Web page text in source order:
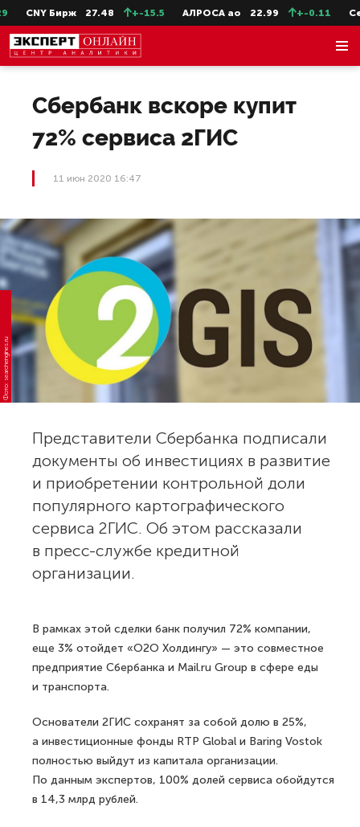
CNY Бирж 27.48 +-15.5 АЛРОСА ао 22.99 +-0.11
Сбербанк вскоре купит
72% сервиса 2ГИС
11 июн 2020 16:47
Фото: searchengines.ru
Представители Сбербанка подписали
документы об инвестициях в развитие
и приобретении контрольной доли
популярного картографического
сервиса 2ГИС. Об этом рассказали
в пресс-службе кредитной
организации.
В рамках этой сделки банк получил 72% компании,
еще 3% отойдет «О2О Холдингу» — это совместное
предприятие Сбербанка и Mail.ru Group в сфере еды
и транспорта.
Основатели 2ГИС сохранят за собой долю в 25%,
а инвестиционные фонды RTP Global и Baring Vostok
полностью выйдут из капитала организации.
По данным экспертов, 100% долей сервиса обойдутся
в 14,3 млрд рублей.